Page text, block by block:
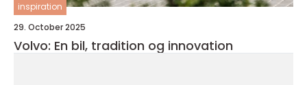
inspiration
29. October 2025
Volvo: En bil, tradition og innovation